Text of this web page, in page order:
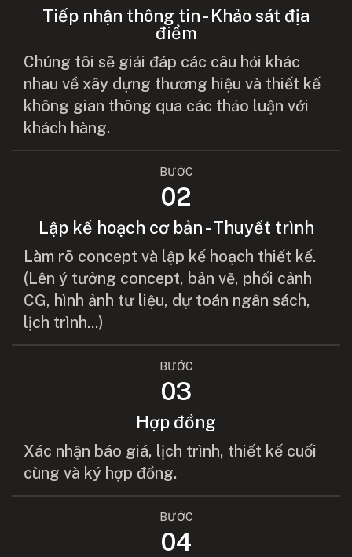
Tiếp nhận thông tin - Khảo sát địa
điểm
Chúng tôi sẽ giải đáp các câu hỏi khác
nhau về xây dựng thương hiệu và thiết kế
không gian thông qua các thảo luận với
khách hàng.
BƯỚC
02
Lập kế hoạch cơ bản - Thuyết trình
Làm rõ concept và lập kế hoạch thiết kế.
(Lên ý tưởng concept, bản vẽ, phối cảnh
CG, hình ảnh tư liệu, dự toán ngân sách,
lịch trình...)
BƯỚC
03
Hợp đồng
Xác nhận báo giá, lịch trình, thiết kế cuối
cùng và ký hợp đồng.
BƯỚC
04